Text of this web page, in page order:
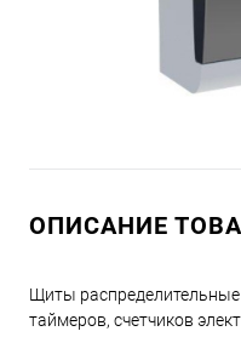
ОПИСАНИЕ
Щиты распределительные
таймеров, счетчиков